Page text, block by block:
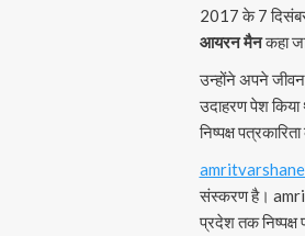
2017 के 7 दिसंबर
आयरन मैनकहा
उन्होंने अपने जीवन
उदाहरण पेश किया
निष्पक्ष
संस्करण है।
प्रदेश तक निष्पक्ष